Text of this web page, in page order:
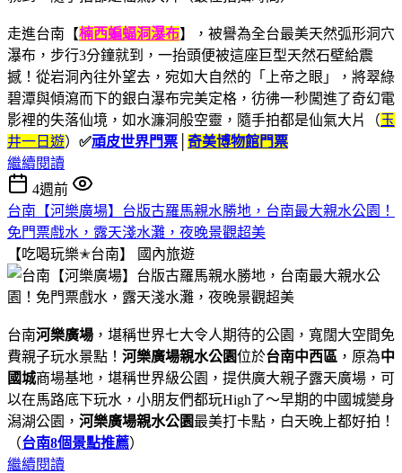
走進台南【楠西蝙蝠洞瀑布】，被譽為全台最美天然弧形洞穴
瀑布，步行3分鐘就到，一抬頭便被這座巨型天然石壁給震
撼！從岩洞內往外望去，宛如大自然的「上帝之眼」，將翠綠
碧潭與傾瀉而下的銀白瀑布完美定格，彷彿一秒闖進了奇幻電
影裡的失落仙境，如水濂洞般空靈，隨手拍都是仙氣大片（玉
井一日遊） ✅頑皮世界門票
奇美博物館門票
繼續閱讀
4週前
台南【河樂廣場】台版古羅馬親水勝地，台南最大親水公園！
免門票戲水，露天淺水灘，夜晚景觀超美
【吃喝玩樂✭台南】
國內旅遊
台南河樂廣場 ，堪稱世界七大令人期待的公園，寬闊大空間免
費親子玩水景點！ 河樂廣場親水公園位於台南中西區 ，原為中
國城商場基地，堪稱世界級公園，提供廣大親子露天廣場，可
以在馬路底下玩水，小朋友們都玩High了～早期的中國城變身
潟湖公園， 河樂廣場親水公園最美打卡點，白天晚上都好拍！
（台南8個景點推薦）
繼續閱讀